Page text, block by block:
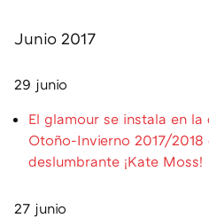
Junio 2017
29 junio
El glamour se instala en
Otoño-Invierno 2017/2018
deslumbrante ¡Kate Moss!
27 junio